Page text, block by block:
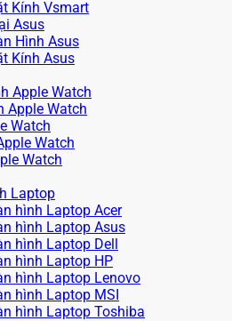
Kính Vsmart
Asus
Hình Asus
Kính Asus
Apple Watch
Apple Watch
Watch
Watch
Watch
Laptop
hình Laptop Acer
hình Laptop Asus
hình Laptop Dell
hình Laptop HP
hình Laptop Lenovo
hình Laptop MSI
hình Laptop Toshiba